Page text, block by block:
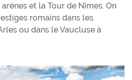
et la Tour de Nîmes. On
romains dans les
ou dans le Vaucluse à